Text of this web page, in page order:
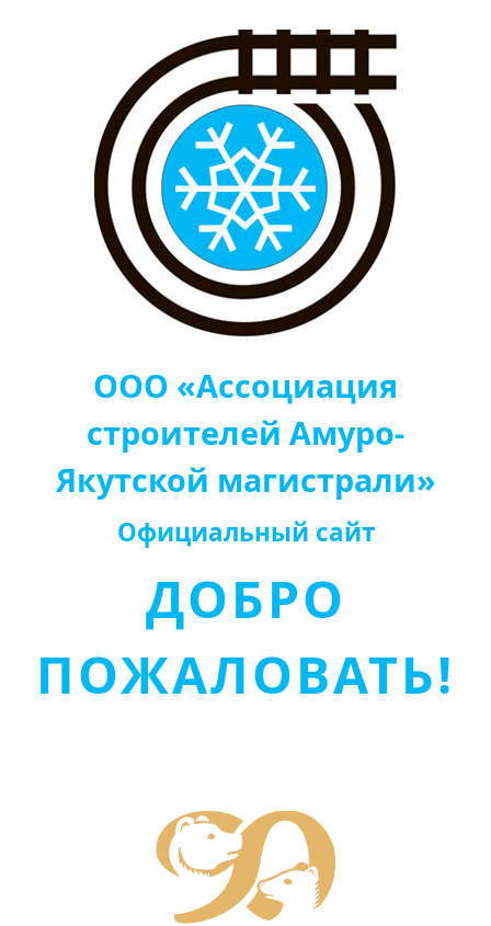
ООО «Ассоциация
строителей Амуро-
Якутской магистрали»
Официальный сайт
ДОБРО
ПОЖАЛОВАТЬ!